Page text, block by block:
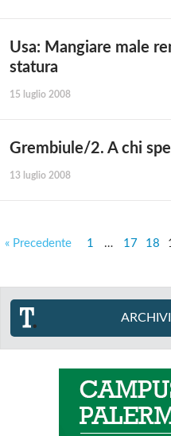
Usa: Mangiare male
statura
15 luglio 2008
Grembiule/2. A chi
13 luglio 2008
« Precedente 1 … 17 18